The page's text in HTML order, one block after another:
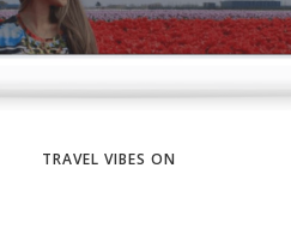
TRAVEL VIBES ON